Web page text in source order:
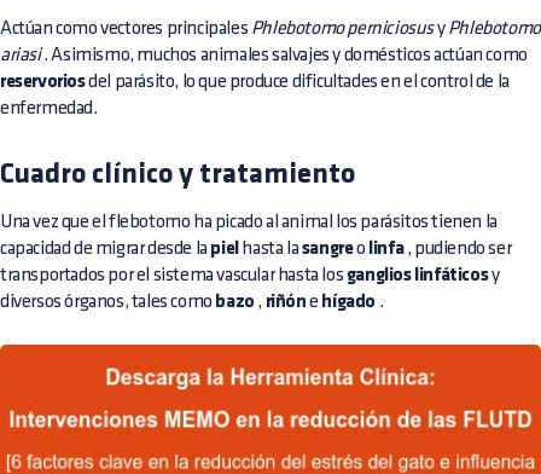
Actúan como vectores principales Phlebotomo perniciosusy Phlebotomo
ariasi. Asimismo, muchos animales salvajes y domésticos actúan como
reservoriosdel parásito, lo que produce dificultades en el control de la
enfermedad.
Cuadro clínico y tratamiento
Una vez que el flebotomo ha picado al animal los parásitos tienen la
capacidad de migrar desde la piel hasta la sangreo linfa, pudiendo ser
transportados por el sistema vascular hasta los ganglios linfáticosy
diversos órganos, tales como bazo , riñón e hígado .